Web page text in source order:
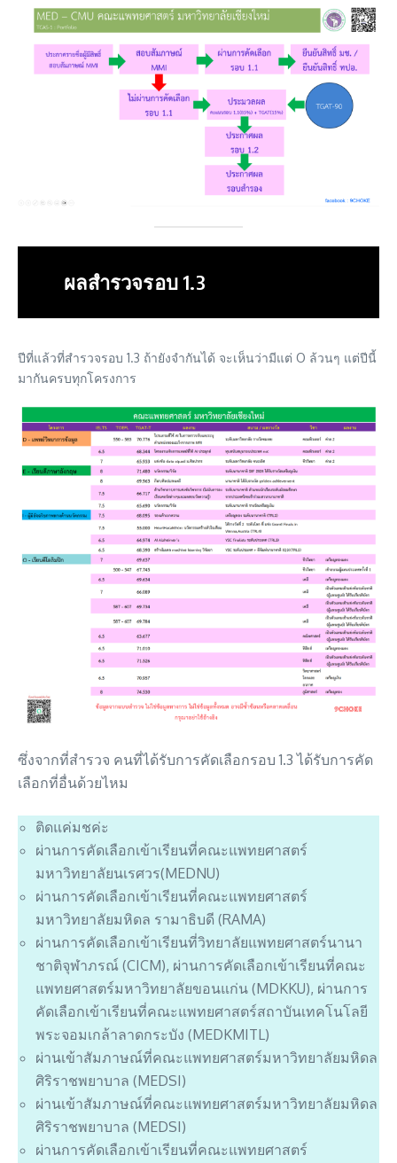
ผลสำรวจรอบ 1.3
ปีที่แล้วที่สำรวจรอบ 1.3 ถ้ายังจำกันได้ จะเห็นว่ามีแต่ O ล้วนๆ แต่ปีนี้
มากันครบทุกโครงการ
ซึ่งจากที่สำรวจ คนที่ได้รับการคัดเลือกรอบ 1.3 ได้รับการคัด
เลือกที่อื่นด้วยไหม
ติดแค่มชค่ะ
ผ่านการคัดเลือกเข้าเรียนที่คณะแพทยศาสตร์
มหาวิทยาลัยนเรศวร(MEDNU)
ผ่านการคัดเลือกเข้าเรียนที่คณะแพทยศาสตร์
มหาวิทยาลัยมหิดล รามาธิบดี (RAMA)
ผ่านการคัดเลือกเข้าเรียนที่วิทยาลัยแพทยศาสตร์นานา
ชาติจุฬาภรณ์ (CICM), ผ่านการคัดเลือกเข้าเรียนที่คณะ
แพทยศาสตร์มหาวิทยาลัยขอนแก่น (MDKKU), ผ่านการ
คัดเลือกเข้าเรียนที่คณะแพทยศาสตร์สถาบันเทคโนโลยี
พระจอมเกล้าลาดกระบัง (MEDKMITL)
ผ่านเข้าสัมภาษณ์ที่คณะแพทยศาสตร์มหาวิทยาลัยมหิดล
ศิริราชพยาบาล (MEDSI)
ผ่านเข้าสัมภาษณ์ที่คณะแพทยศาสตร์มหาวิทยาลัยมหิดล
ศิริราชพยาบาล (MEDSI)
ผ่านการคัดเลือกเข้าเรียนที่คณะแพทยศาสตร์